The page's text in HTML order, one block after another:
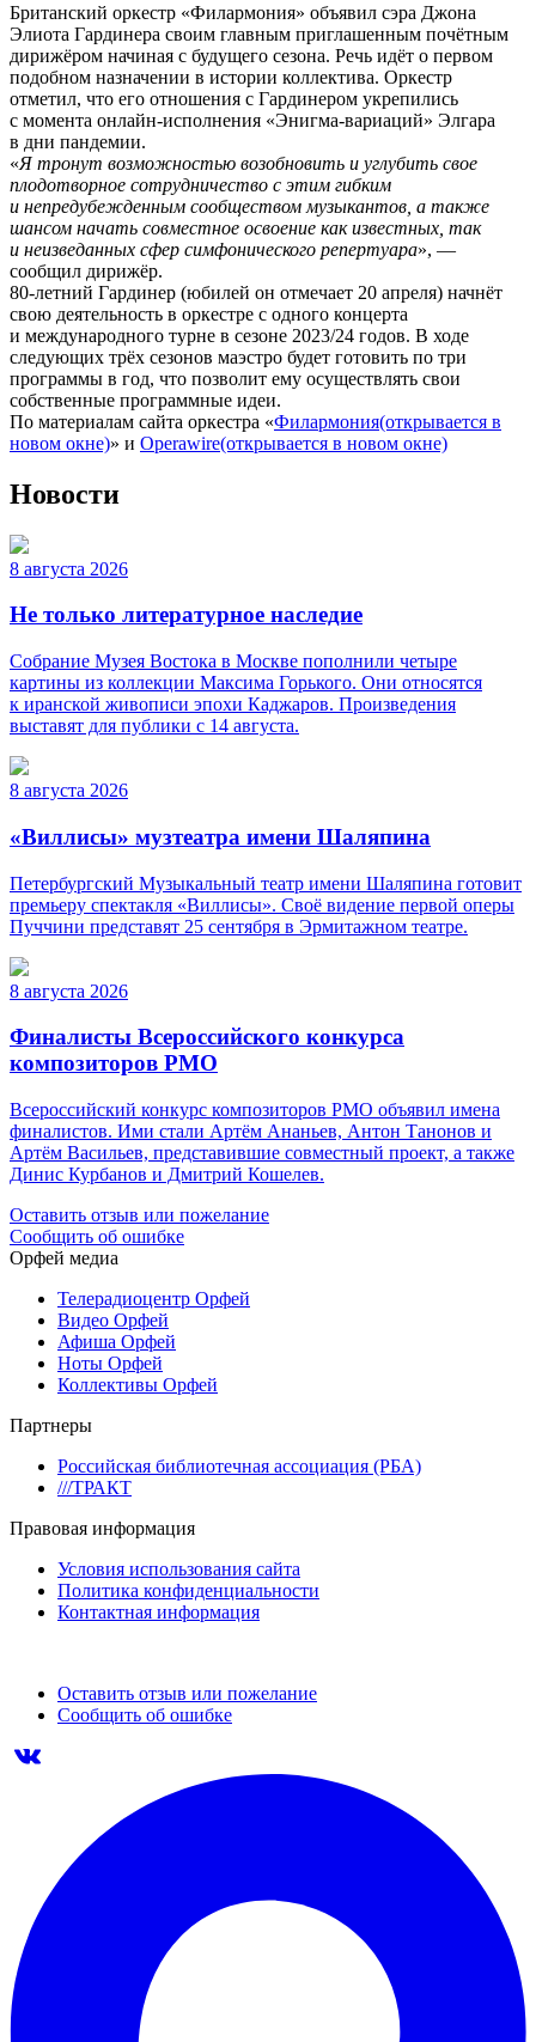
Британский оркестр «Филармония» объявил сэра Джона
Элиота Гардинера своим главным приглашенным почётным
дирижёром начиная с будущего сезона. Речь идёт о первом
подобном назначении в истории коллектива. Оркестр
отметил, что его отношения с Гардинером укрепились
с момента онлайн-исполнения «Энигма-вариаций» Элгара
в дни пандемии.
«Я тронут возможностью возобновить и углубить свое
плодотворное сотрудничество с этим гибким
и непредубежденным сообществом музыкантов, а также
шансом начать совместное освоение как известных, так
и неизведанных сфер симфонического репертуара», —
сообщил дирижёр.
80-летний Гардинер (юбилей он отмечает 20 апреля) начнёт
свою деятельность в оркестре с одного концерта
и международного турне в сезоне 2023/24 годов. В ходе
следующих трёх сезонов маэстро будет готовить по три
программы в год, что позволит ему осуществлять свои
собственные программные идеи.
По материалам сайта оркестра «Филармония(открывается в
новом окне)» и Operawire(открывается в новом окне)
Новости
8 августа 2026
Не только литературное наследие
Собрание Музея Востока в Москве пополнили четыре
картины из коллекции Максима Горького. Они относятся
к иранской живописи эпохи Каджаров. Произведения
выставят для публики с 14 августа.
8 августа 2026
«Виллисы» музтеатра имени Шаляпина
Петербургский Музыкальный театр имени Шаляпина готовит
премьеру спектакля «Виллисы». Своё видение первой оперы
Пуччини представят 25 сентября в Эрмитажном театре.
8 августа 2026
Финалисты Всероссийского конкурса
композиторов РМО
Всероссийский конкурс композиторов РМО объявил имена
финалистов. Ими стали Артём Ананьев, Антон Танонов и
Артём Васильев, представившие совместный проект, а также
Динис Курбанов и Дмитрий Кошелев.
Оставить отзыв или пожелание
Сообщить об ошибке
Орфей медиа
Телерадиоцентр Орфей
Видео Орфей
Афиша Орфей
Ноты Орфей
Коллективы Орфей
Партнеры
Российская библиотечная ассоциация (РБА)
///ТРАКТ
Правовая информация
Условия использования сайта
Политика конфиденциальности
Контактная информация
Оставить отзыв или пожелание
Сообщить об ошибке